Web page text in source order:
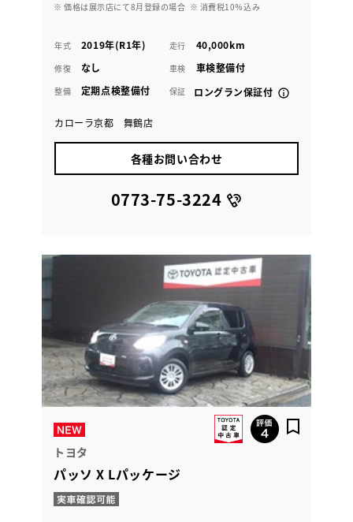
※ 価格は展示店にて8月登録の場合 ※ 消費税10％込み
年式 2019年(R1年) 走行 40,000km
修復 なし 車検 車検整備付
整備 定期点検整備付 保証 ロングラン保証付
カローラ京都 舞鶴店
各種お問い合わせ
0773-75-3224
トヨタ
パッソ X Lパッケージ